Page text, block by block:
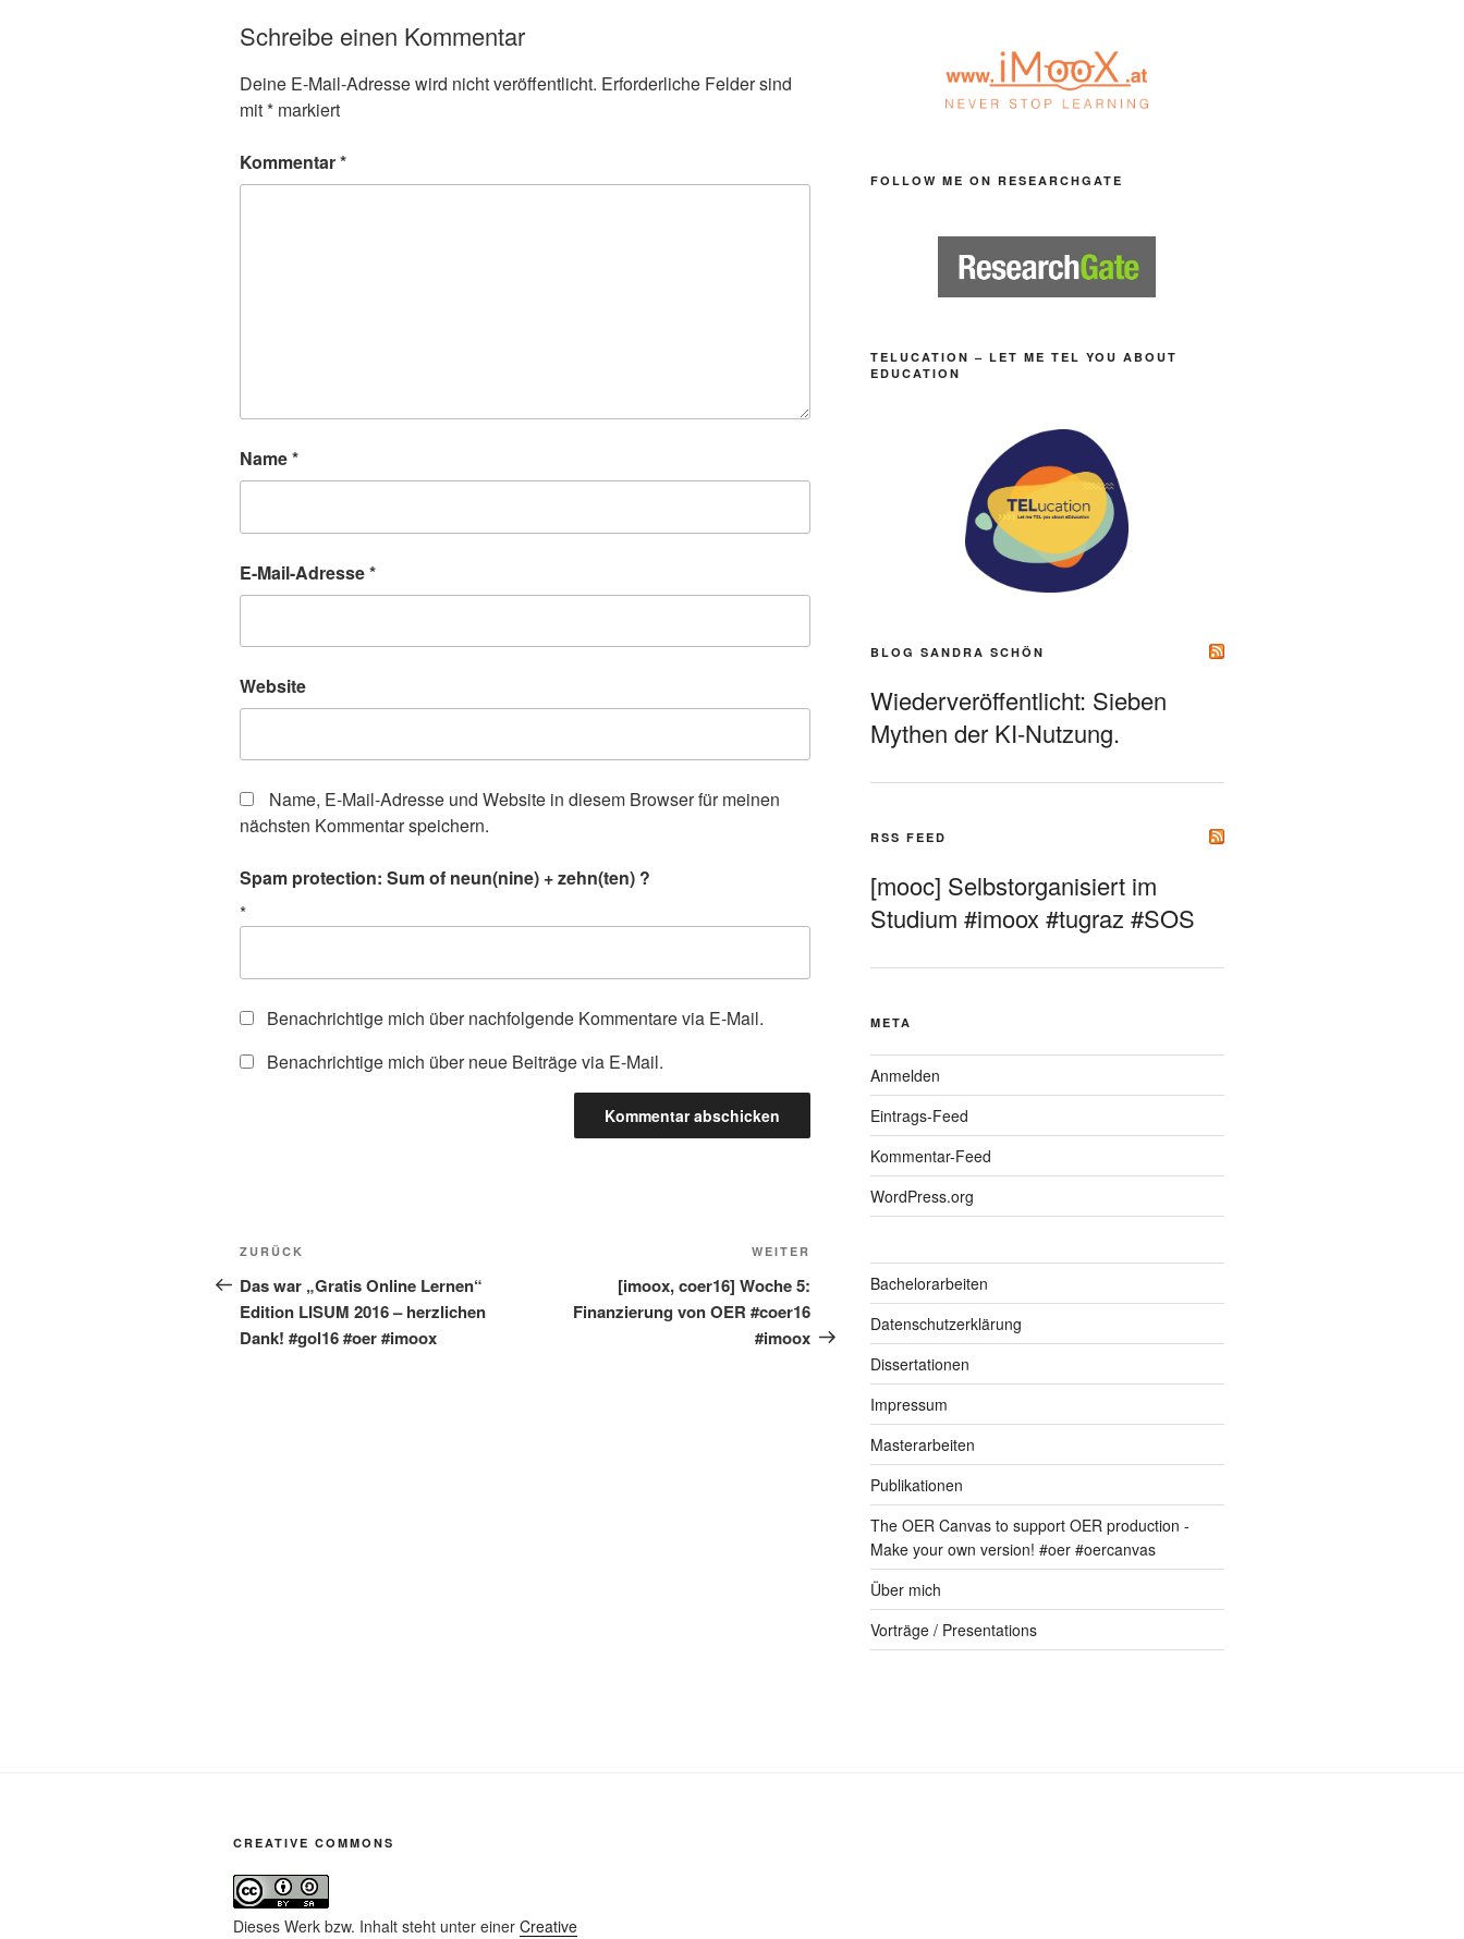
Schreibe einen Kommentar
Deine E-Mail-Adresse wird nicht veröffentlicht. Erforderliche Felder sind
mit* markiert
Kommentar*
Name*
E-Mail-Adresse*
Website
Name, E-Mail-Adresse und Website in diesem Browser für meinen
nächsten Kommentar speichern.
Spam protection: Sum of neun(nine) + zehn(ten) ?
*
Benachrichtige mich über nachfolgende Kommentare via E-Mail.
Benachrichtige mich über neue Beiträge via E-Mail.
Beitragsnavigation
Vorheriger
Beitrag
ZURÜCK
Das war „Gratis Online Lernen“
Edition LISUM 2016 – herzlichen
Dank! #gol16 #oer #imoox
WEITER
[imoox, coer16] Woche 5:
Finanzierung von OER #coer16
#imoox
FOLLOW ME ON RESEARCHGATE
TELUCATION – LET ME TEL YOU ABOUT
EDUCATION
BLOG SANDRA SCHÖN
Wiederveröffentlicht: Sieben
Mythen der KI-Nutzung.
RSS FEED
[mooc] Selbstorganisiert im
Studium #imoox #tugraz #SOS
META
Anmelden
Eintrags-Feed
Kommentar-Feed
WordPress.org
Bachelorarbeiten
Datenschutzerklärung
Dissertationen
Impressum
Masterarbeiten
Publikationen
The OER Canvas to support OER production -
Make your own version! #oer #oercanvas
Über mich
Vorträge / Presentations
CREATIVE COMMONS
Dieses Werk bzw. Inhalt steht unter einer Creative